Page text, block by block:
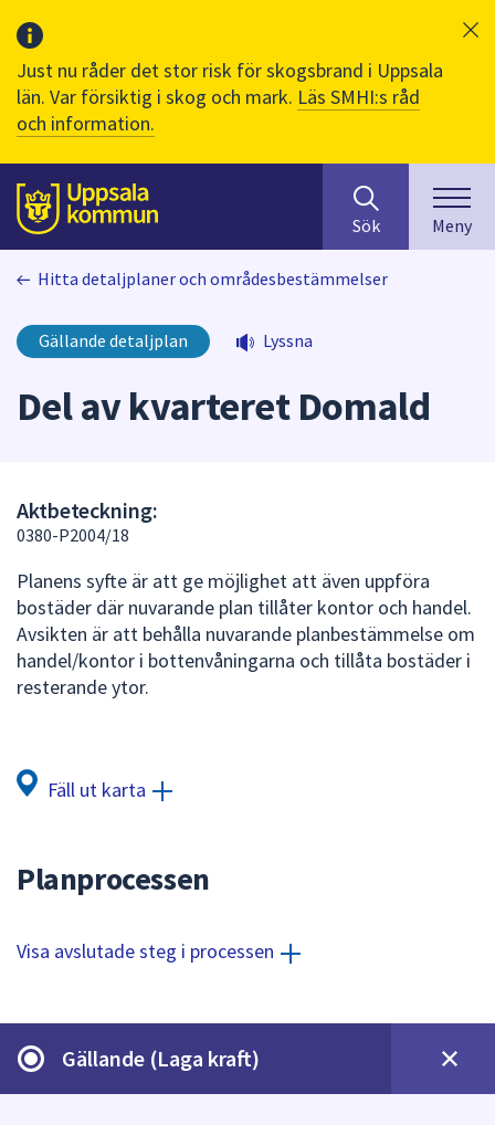
Just nu råder det stor risk för skogsbrand i Uppsala
län. Var försiktig i skog och mark. Läs SMHI:s råd
och information.
Till sidans
huvudinnehåll
efter
innehåll
på
webbplatsen.
i
under
fältet.
Använd
piltangenterna
Sök Meny
Hitta detaljplaner och områdesbestämmelser
Gällande detaljplan Lyssna
Del av kvarteret Domald
Aktbeteckning:
0380-P2004/18
Planens syfte är att ge möjlighet att även uppföra
bostäder där nuvarande plan tillåter kontor och handel.
Avsikten är att behålla nuvarande planbestämmelse om
handel/kontor i bottenvåningarna och tillåta bostäder i
resterande ytor.
Fäll ut karta
Planprocessen
Visa avslutade steg i processen
Gällande (Laga kraft)